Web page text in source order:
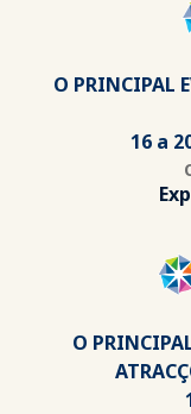
O PRINCIPAL
16 a
O